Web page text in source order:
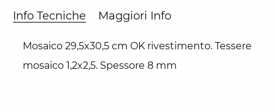
Info Tecniche Maggiori Info
Mosaico 29,5x30,5 cm OK rivestimento. Tessere
mosaico 1,2x2,5. Spessore 8 mm